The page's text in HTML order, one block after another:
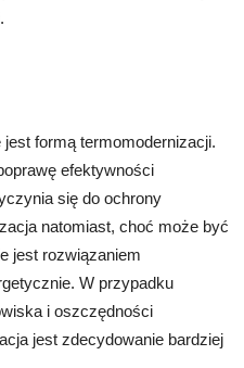
formą termomodernizacji.
efektywności
się do ochrony
natomiast, choć może być
jest rozwiązaniem
W przypadku
i oszczędności
jest zdecydowanie bardziej